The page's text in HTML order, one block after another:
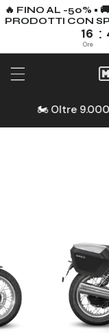
🔥 FINO AL -50% •
PRODOTTI CON
16 :
Ore
CONTENUTO
🏍️ Oltre